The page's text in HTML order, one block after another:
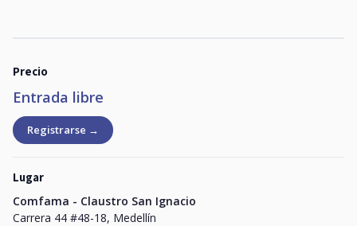
Precio
Entrada libre
Registrarse →
Lugar
Comfama - Claustro San Ignacio
Carrera 44 #48-18, Medellín